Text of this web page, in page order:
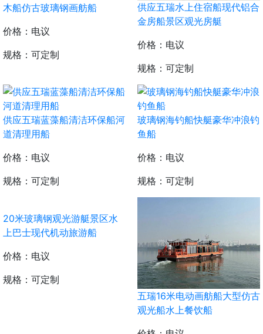
木船仿古玻璃钢画舫船
价格：电议
规格：可定制
供应五瑞水上住宿船现代铝合
金房船景区观光房艇
价格：电议
规格：可定制
供应五瑞蓝藻船清洁环保船河
道清理用船
价格：电议
规格：可定制
玻璃钢海钓船快艇豪华冲浪钓
鱼船
价格：电议
规格：可定制
五瑞16米电动画舫船大型仿古
观光船水上餐饮船